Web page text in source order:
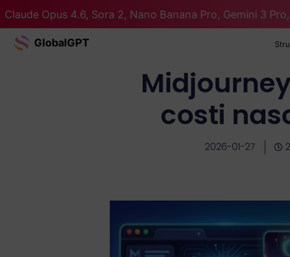
Claude Opus 4.6, Sora 2, Nano Banana Pro, Gemini 3
GlobalGPT
costi
2026-01-27